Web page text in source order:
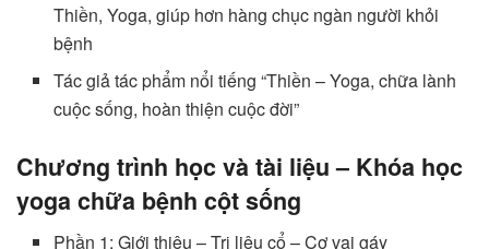
Thiền, Yoga, giúp hơn hàng chục ngàn người khỏi
bệnh
Tác giả tác phẩm nổi tiếng “Thiền – Yoga, chữa lành
cuộc sống, hoàn thiện cuộc đời”
Chương trình học và tài liệu – Khóa học
yoga chữa bệnh cột sống
Phần 1: Giới thiệu – Trị liệu cổ – Cơ vai gáy